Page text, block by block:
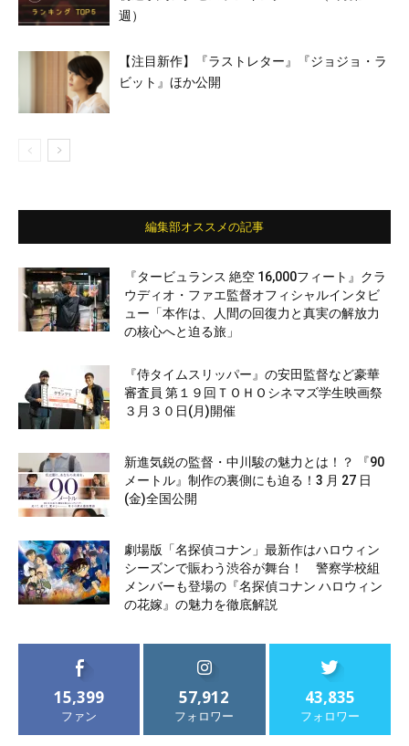
週）
【注目新作】『ラストレター』『ジョジョ・ラ
ビット』ほか公開
編集部オススメの記事
『タービュランス 絶空 16,000フィート』クラ
ウディオ・ファエ監督オフィシャルインタビ
ュー「本作は、人間の回復力と真実の解放力
の核心へと迫る旅」
『侍タイムスリッパー』の安田監督など豪華
審査員 第１９回ＴＯＨＯシネマズ学生映画祭
３月３０日(月)開催
新進気鋭の監督・中川駿の魅力とは！？ 『90
メートル』制作の裏側にも迫る！3 月 27 日
(金)全国公開
劇場版「名探偵コナン」最新作はハロウィン
シーズンで賑わう渋谷が舞台！ 警察学校組
メンバーも登場の『名探偵コナン ハロウィン
の花嫁』の魅力を徹底解説
15,399
ファン
57,912
フォロワー
43,835
フォロワー